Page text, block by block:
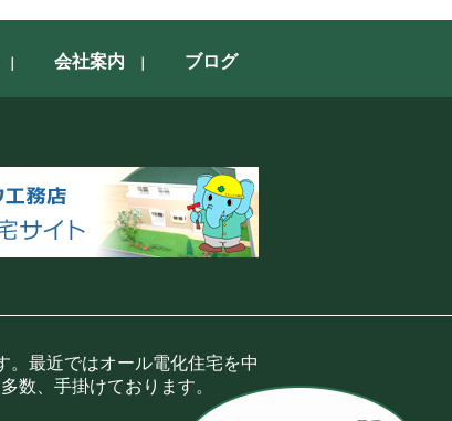
会社案内 ブログ
。最近ではオール電化住宅を中
数、手掛けております。